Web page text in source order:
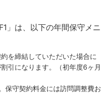
」は、以下の年間保守メニ
を締結していただいた場合に
引になります。（初年度6ヶ月
保守契約料金には訪問調整費お